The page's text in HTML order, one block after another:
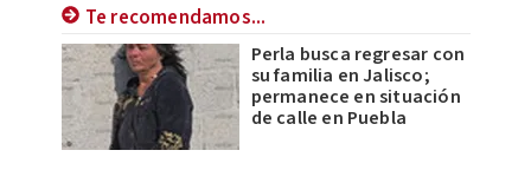
Te recomendamos...
Perla busca regresar con
su familia en Jalisco;
permanece en situación
de calle en Puebla